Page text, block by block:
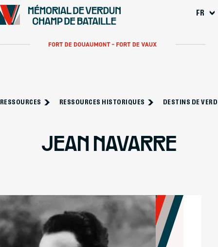
Se rendre au
Contenu principal
Pied de page
FR
RESSOURCES RESSOURCES HISTORIQUES DESTINS DE
JEAN NAVARRE